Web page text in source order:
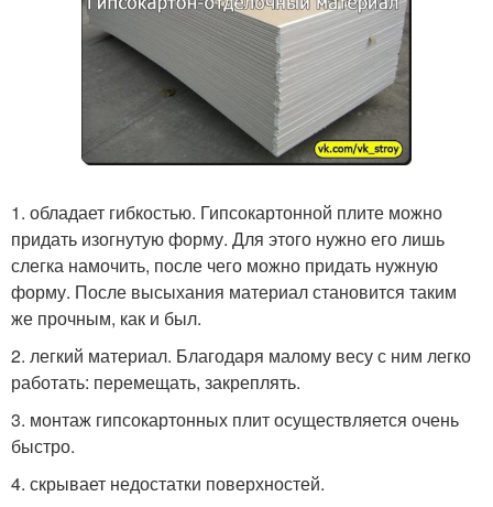
1. обладает гибкостью. Гипсокартонной плите можно
придать изогнутую форму. Для этого нужно его лишь
слегка намочить, после чего можно придать нужную
форму. После высыхания материал становится таким
же прочным, как и был.
2. легкий материал. Благодаря малому весу с ним легко
работать: перемещать, закреплять.
3. монтаж гипсокартонных плит осуществляется очень
быстро.
4. скрывает недостатки поверхностей.